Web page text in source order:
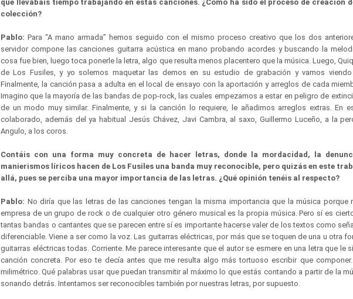
que llevabais tiempo trabajando en estas canciones. ¿Cómo ha sido el proceso de creación
colección?
Pablo: Para “A mano armada” hemos seguido con el mismo proceso creativo que los dos
servidor compone las canciones guitarra acústica en mano probando acordes y buscando la
cosa fue bien, luego toca ponerle la letra, algo que resulta menos placentero que la música. Luego,
de Los Fusiles, y yo solemos maquetar las demos en su estudio de grabación y vamos
Finalmente, la canción pasa a adulta en el local de ensayo con la aportación y arreglos de cada
Imagino que la mayoría de las bandas de pop-rock, las cuales empezamos a estar en peligro de
de un modo muy similar. Finalmente, y si la canción lo requiere, le añadimos arreglos extras. En
colaborado, además del ya habitual Jesús Chávez, Javi Cambra, al saxo, Guillermo Luceño, a la
Angulo, a los coros.
Contáis con una forma muy concreta de hacer letras, donde la mordacidad, la
manierismos líricos hacen de Los Fusiles una banda muy reconocible, pero quizás en este
allá, pues se perciba una mayor importancia de las letras. ¿Qué opinión tenéis al respecto?
Pablo: No diría que las letras de las canciones tengan la misma importancia que la música porque
empresa de un grupo de rock o de cualquier otro género musical es la propia música. Pero sí es
tantas bandas o cantantes que se parecen entre sí es importante hacerse valer de los textos como
diferenciable. Viene a ser como la voz. Las guitarras eléctricas, por más que se toquen de una u otra
guitarras eléctricas todas. Corriente. Me parece interesante que el autor se esmere en una letra que le
canción concreta. Por eso te decía antes que me resulta algo más tortuoso escribir que
milimétrico. Qué palabras usar que puedan transmitir al máximo lo que estás contando a partir de la
sonando detrás. Intentamos ser reconocibles también por nuestras letras, por supuesto.